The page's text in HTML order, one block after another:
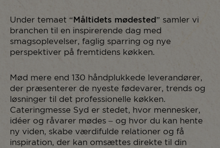
Under temaet “Måltidets mødested” samler vi
branchen til en inspirerende dag med
smagsoplevelser, faglig sparring og nye
perspektiver på fremtidens køkken.
Mød mere end 130 håndplukkede leverandører,
der præsenterer de nyeste fødevarer, trends og
løsninger til det professionelle køkken.
Cateringmesse Syd er stedet, hvor mennesker,
idéer og råvarer mødes – og hvor du kan hente
ny viden, skabe værdifulde relationer og få
inspiration, der kan omsættes direkte til din